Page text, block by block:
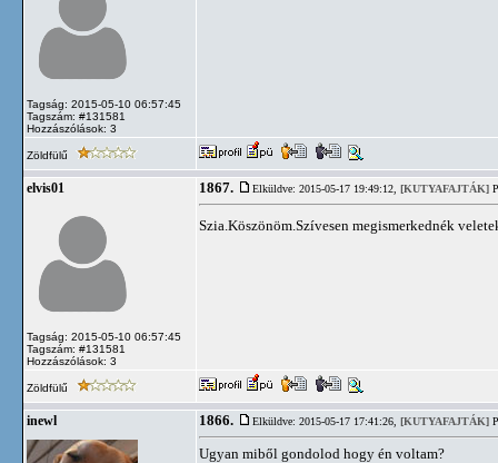
Tagság: 2015-05-10 06:57:45
Tagszám: #131581
Hozzászólások: 3
Zöldfülű
elvis01
Tagság: 2015-05-10 06:57:45
Tagszám: #131581
Hozzászólások: 3
1867. Elküldve: 2015-05-17 19:49:12, [KUTYAFAJTÁK]
Szia.Köszönöm.Szívesen megismerkednék
Zöldfülű
inewl 1866. Elküldve: 2015-05-17 17:41:26, [KUTYAFAJTÁK]
Ugyan miből gondolod hogy én voltam?